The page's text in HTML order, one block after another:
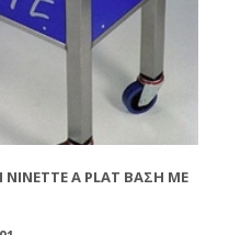
NINETTE A PLAT ΒΆΣΗ ΜΕ